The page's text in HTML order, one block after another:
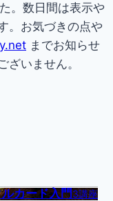
。数日間は表示や
。お気づきの点や
までお知らせ
ざいません。
カード入門3講座